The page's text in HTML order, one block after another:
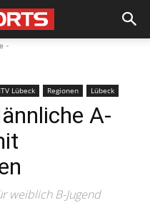
-
Lübeck Regionen Lübeck
A-
weiblich B-Jugend